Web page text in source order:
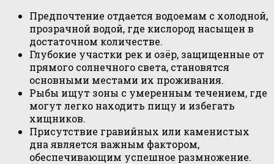
Предпочтение отдается водоемам с холодной,
прозрачной водой, где кислород насыщен в
достаточном количестве.
Глубокие участки рек и озёр, защищенные от
прямого солнечного света, становятся
основными местами их проживания.
Рыбы ищут зоны с умеренным течением, где
могут легко находить пищу и избегать
хищников.
Присутствие гравийных или каменистых
дна является важным фактором,
обеспечивающим успешное размножение.